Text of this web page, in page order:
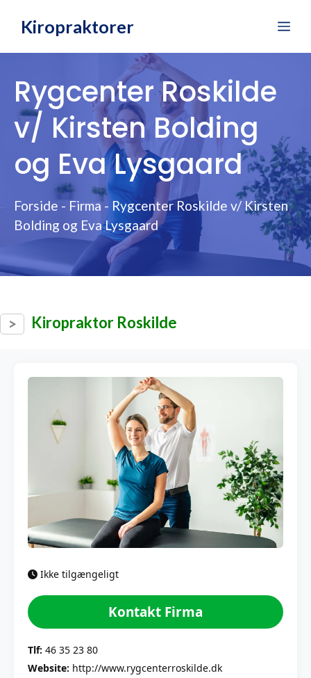
Kiropraktorer
Rygcenter Roskilde
v/ Kirsten Bolding
og Eva Lysgaard
Forside - Firma - Rygcenter Roskilde v/ Kirsten
Bolding og Eva Lysgaard
Kiropraktor Roskilde
Ikke tilgængeligt
Kontakt Firma
Tlf: 46 35 23 80
Website: http://www.rygcenterroskilde.dk